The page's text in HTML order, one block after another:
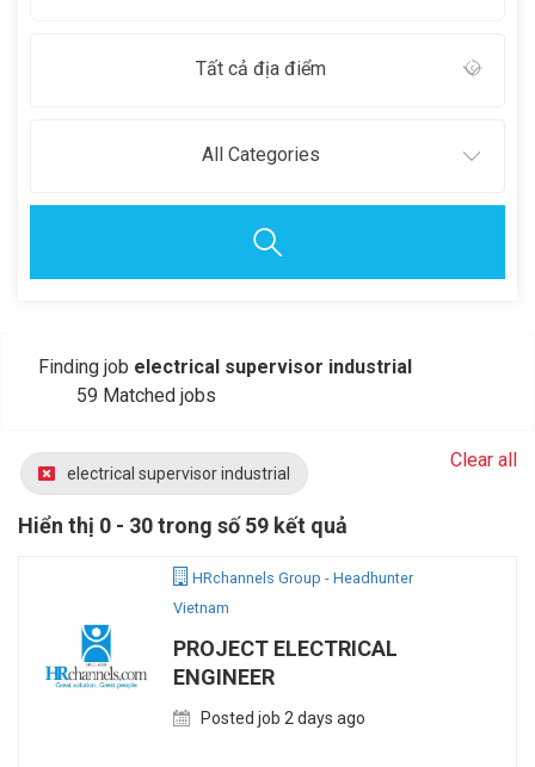
Tất cả địa điểm
All Categories
Finding job electrical supervisor industrial
59 Matched jobs
electrical supervisor industrial
Clear all
Hiển thị 0 - 30 trong số 59 kết quả
HRchannels Group - Headhunter
Vietnam
PROJECT ELECTRICAL
ENGINEER
Posted job 2 days ago